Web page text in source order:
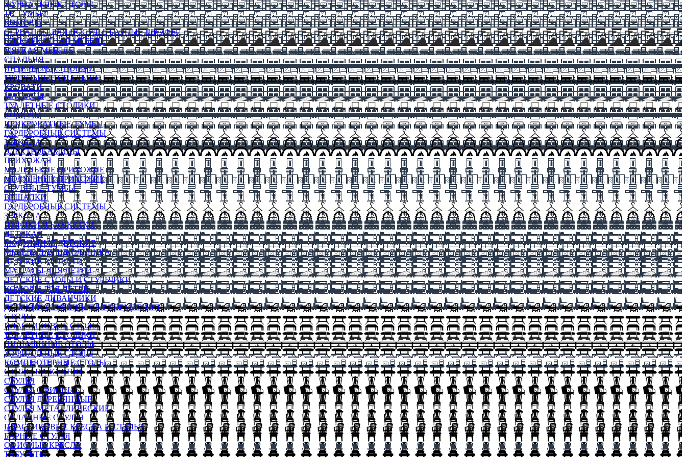
ЖУРНАЛЬНЫЕ СТОЛЫ
ТВ ТУМБЫ
КОМОДЫ
СЕРВАНТЫ ДЛЯ ПОСУДЫ, БАРНЫЕ ШКАФЫ
БЕСКАРКАСНАЯ МЕБЕЛЬ
МЯГКАЯ МЕБЕЛЬ
СПАЛЬНЯ
ИНТЕРЬЕРЫ СПАЛЬНИ
МОДУЛЬНЫЕ СПАЛЬНИ
КРОВАТИ
МАТРАСЫ
ТУАЛЕТНЫЕ СТОЛИКИ
КОМОДЫ
ПРИКРОВАТНЫЕ ТУМБЫ
ГАРДЕРОБНЫЕ СИСТЕМЫ
ЗЕРКАЛА
ЭЛЕКТРОКАМИНЫ
ПРИХОЖАЯ
МАЛЕНЬКИЕ ПРИХОЖИЕ
МОДУЛЬНЫЕ ПРИХОЖИЕ
ОБУВНЫЕ ТУМБЫ
ВЕШАЛКИ
ГАРДЕРОБНЫЕ СИСТЕМЫ
ЗЕРКАЛА
ПУФИКИ И БАНКЕТКИ
ДЕТСКАЯ
МОДУЛЬНЫЕ ДЕТСКИЕ
МЕБЕЛЬ ДЛЯ ШКОЛЬНИКА
ДЕТСКИЕ КРОВАТИ
МАТРАСЫ ДЛЯ ДЕТЕЙ
ДЕТСКИЕ СТОЛЫ И СТУЛЬЧИКИ
КОМОДЫ ДЛЯ ДЕТЕЙ
ДЕТСКИЕ ДИВАНЧИКИ
ДЕТСКИЙ СТУЛЬЧИК ДЛЯ КОРМЛЕНИЯ
СТОЛЫ
ПЛАСТИКОВЫЕ СТОЛЫ
ТУАЛЕТНЫЕ СТОЛИКИ
ПИСЬМЕННЫЕ СТОЛЫ
ЖУРНАЛЬНЫЕ СТОЛЫ
КОМПЬЮТЕРНЫЕ СТОЛЫ
СТОЛЫ НА КУХНЮ
СТУЛЬЯ
СТУЛЬЯ ОФИСНЫЕ
СТУЛЬЯ ДЕРЕВЯННЫЕ
СТУЛЬЯ МЕТАЛЛИЧЕСКИЕ
СКЛАДНЫЕ СТУЛЬЯ
ПЛАСТИКОВЫЕ КРЕСЛА И СТУЛЬЯ
БАРНЫЕ СТУЛЬЯ
ОФИСНЫЕ КРЕСЛА
ТАБУРЕТЫ